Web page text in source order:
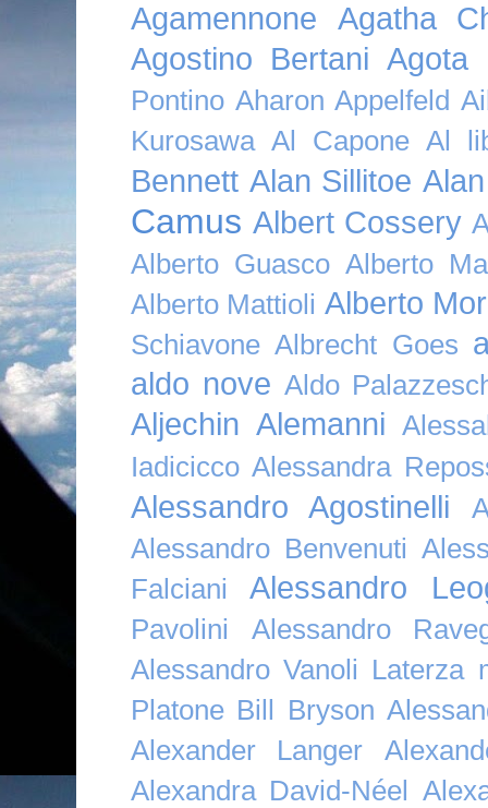
Agamennone
Agatha
Agostino Bertani Agota
Pontino Aharon Appelfeld
Kurosawa Al Capone Al
Bennett Alan Sillitoe
Camus Albert Cossery
Alberto Guasco Alberto
Alberto Mattioli Alberto
Schiavone Albrecht Goes
aldo nove Aldo
Aljechin Alemanni
Iadicicco Alessandra
Alessandro Agostinelli
Alessandro Benvenuti
Falciani
Alessandro
Pavolini
Alessandro
Alessandro Vanoli Laterza
Platone Bill Bryson
Alexander Langer
Alexandra David-Néel